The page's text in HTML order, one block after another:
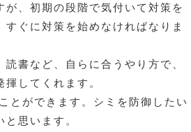
、初期の段階で気付いて対策を
ぐに対策を始めなければなりま
書など、自らに合うやり方で、
してくれます。
とができます。シミを防御したい
思います。